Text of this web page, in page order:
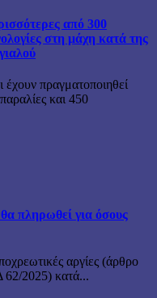
από 300
στη μάχη κατά της
πραγματοποιηθεί
και 450
πληρωθεί για όσους
αργίες (άρθρο
2025) κατά...